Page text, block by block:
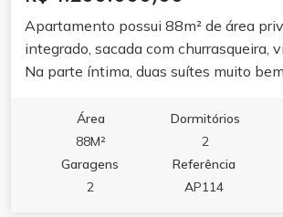
Apartamento possui 88m² de área
integrado, sacada com churrasqueira,
Na parte íntima, duas suítes muito
desejadas do momento, próximo ao
Balneário Perequê e do Pier Turístico
Área
88M²
Dormitórios
2
Garagens
2
Referência
AP114